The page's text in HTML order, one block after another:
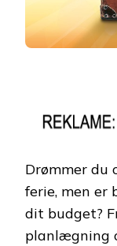
Drømmer du
ferie, men
dit budget?
planlægning